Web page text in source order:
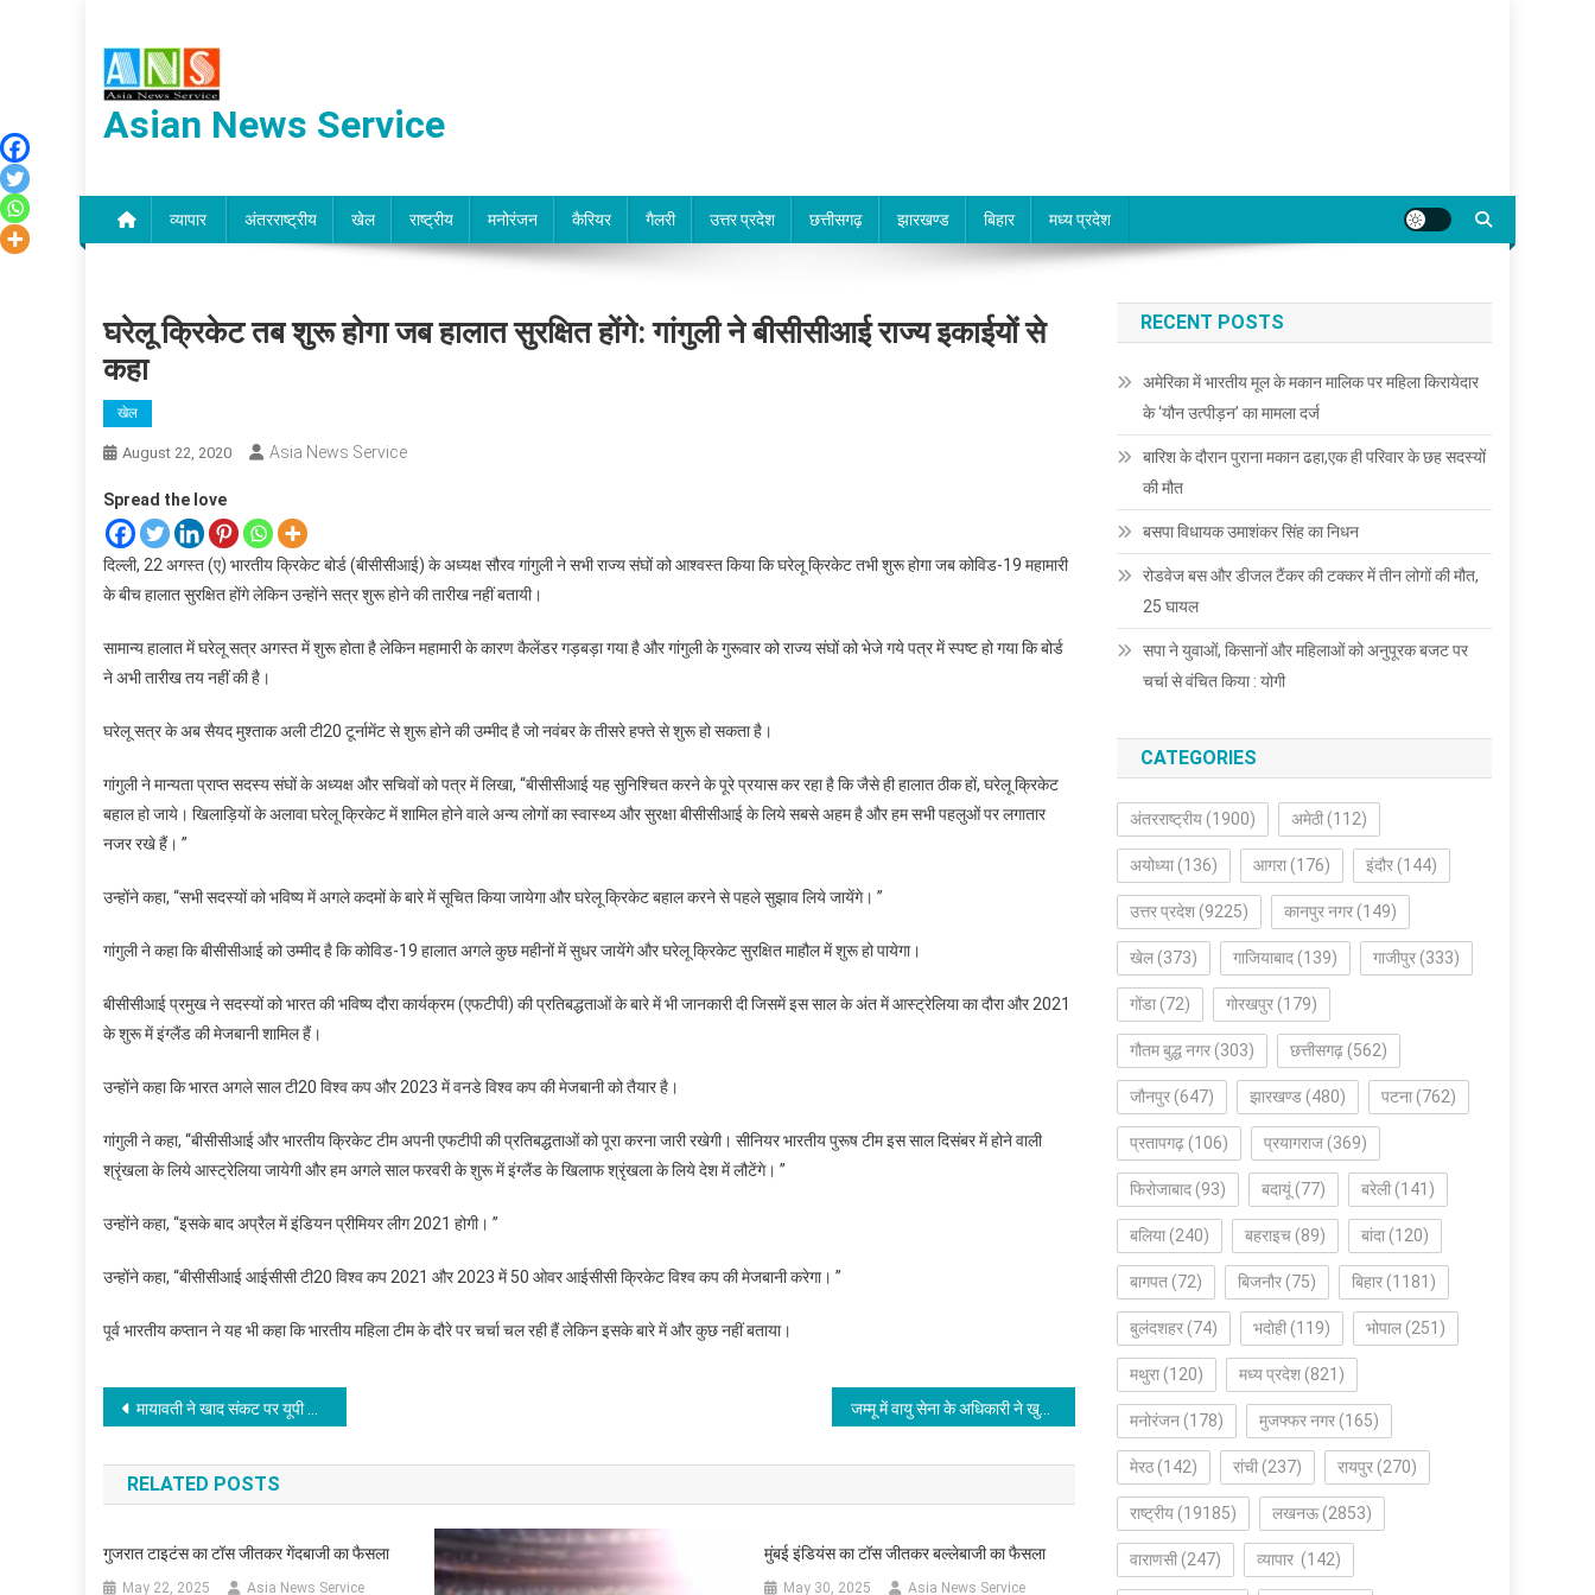
content
Asian News Service
व्यापार अंतरराष्ट्रीय खेल राष्ट्रीय मनोरंजन कैरियर गैलरी उत्तर प्रदेश छत्तीसगढ़ झारखण्ड बिहार मध्य प्रदेश
घरेलू क्रिकेट तब शुरू होगा जब हालात सुरक्षित होंगे: गांगुली ने बीसीसीआई राज्य इकाईयों से
कहा
खेल
August 22, 2020 Asia News Service
Spread the love
दिल्ली, 22 अगस्त (ए) भारतीय क्रिकेट बोर्ड (बीसीसीआई) के अध्यक्ष सौरव गांगुली ने सभी राज्य संघों को आश्वस्त किया कि घरेलू क्रिकेट तभी शुरू होगा जब कोविड-19 महामारी
के बीच हालात सुरक्षित होंगे लेकिन उन्होंने सत्र शुरू होने की तारीख नहीं बतायी।
सामान्य हालात में घरेलू सत्र अगस्त में शुरू होता है लेकिन महामारी के कारण कैलेंडर गड़बड़ा गया है और गांगुली के गुरूवार को राज्य संघों को भेजे गये पत्र में स्पष्ट हो गया कि बोर्ड
ने अभी तारीख तय नहीं की है।
घरेलू सत्र के अब सैयद मुश्ताक अली टी20 टूर्नामेंट से शुरू होने की उम्मीद है जो नवंबर के तीसरे हफ्ते से शुरू हो सकता है।
गांगुली ने मान्यता प्राप्त सदस्य संघों के अध्यक्ष और सचिवों को पत्र में लिखा, ‘‘बीसीसीआई यह सुनिश्चित करने के पूरे प्रयास कर रहा है कि जैसे ही हालात ठीक हों, घरेलू क्रिकेट
बहाल हो जाये। खिलाड़ियों के अलावा घरेलू क्रिकेट में शामिल होने वाले अन्य लोगों का स्वास्थ्य और सुरक्षा बीसीसीआई के लिये सबसे अहम है और हम सभी पहलुओं पर लगातार
नजर रखे हैं। ’’
उन्होंने कहा, ‘‘सभी सदस्यों को भविष्य में अगले कदमों के बारे में सूचित किया जायेगा और घरेलू क्रिकेट बहाल करने से पहले सुझाव लिये जायेंगे। ’’
गांगुली ने कहा कि बीसीसीआई को उम्मीद है कि कोविड-19 हालात अगले कुछ महीनों में सुधर जायेंगे और घरेलू क्रिकेट सुरक्षित माहौल में शुरू हो पायेगा।
बीसीसीआई प्रमुख ने सदस्यों को भारत की भविष्य दौरा कार्यक्रम (एफटीपी) की प्रतिबद्धताओं के बारे में भी जानकारी दी जिसमें इस साल के अंत में आस्ट्रेलिया का दौरा और 2021
के शुरू में इंग्लैंड की मेजबानी शामिल हैं।
उन्होंने कहा कि भारत अगले साल टी20 विश्व कप और 2023 में वनडे विश्व कप की मेजबानी को तैयार है।
गांगुली ने कहा, ‘‘बीसीसीआई और भारतीय क्रिकेट टीम अपनी एफटीपी की प्रतिबद्धताओं को पूरा करना जारी रखेगी। सीनियर भारतीय पुरूष टीम इस साल दिसंबर में होने वाली
श्रृंखला के लिये आस्ट्रेलिया जायेगी और हम अगले साल फरवरी के शुरू में इंग्लैंड के खिलाफ श्रृंखला के लिये देश में लौटेंगे। ’’
उन्होंने कहा, ‘‘इसके बाद अप्रैल में इंडियन प्रीमियर लीग 2021 होगी। ’’
उन्होंने कहा, ‘‘बीसीसीआई आईसीसी टी20 विश्व कप 2021 और 2023 में 50 ओवर आईसीसी क्रिकेट विश्व कप की मेजबानी करेगा। ’’
पूर्व भारतीय कप्तान ने यह भी कहा कि भारतीय महिला टीम के दौरे पर चर्चा चल रही हैं लेकिन इसके बारे में और कुछ नहीं बताया।
Post
navigation
मायावती ने खाद संकट पर यूपी सरकार को घेरा
RELATED POSTS
गुजरात टाइटंस का टॉस जीतकर गेंदबाजी का फैसला
May 22, 2025 Asia News Service
मुंबई इंडियंस का टॉस जीतकर बल्लेबाजी का फैसला
May 30, 2025 Asia News Service
RECENT POSTS
अमेरिका में भारतीय मूल के मकान मालिक पर महिला किरायेदार
के ‘यौन उत्पीड़न’ का मामला दर्ज
बारिश के दौरान पुराना मकान ढहा,एक ही परिवार के छह सदस्यों
की मौत
बसपा विधायक उमाशंकर सिंह का निधन
रोडवेज बस और डीजल टैंकर की टक्कर में तीन लोगों की मौत,
25 घायल
सपा ने युवाओं, किसानों और महिलाओं को अनुपूरक बजट पर
चर्चा से वंचित किया : योगी
CATEGORIES
अंतरराष्ट्रीय (1900) अमेठी (112)
अयोध्या (136) आगरा (176) इंदौर (144)
उत्तर प्रदेश (9225) कानपुर नगर (149)
खेल (373) गाजियाबाद (139) गाजीपुर (333)
गोंडा (72) गोरखपुर (179)
गौतम बुद्ध नगर (303) छत्तीसगढ़ (562)
जौनपुर (647) झारखण्ड (480) पटना (762)
प्रतापगढ़ (106) प्रयागराज (369)
फिरोजाबाद (93) बदायूं (77) बरेली (141)
बलिया (240) बहराइच (89) बांदा (120)
बागपत (72) बिजनौर (75) बिहार (1181)
बुलंदशहर (74) भदोही (119) भोपाल (251)
मथुरा (120) मध्य प्रदेश (821)
मनोरंजन (178) मुजफ्फर नगर (165)
मेरठ(142) रांची (237) रायपुर (270)
राष्ट्रीय (19185) लखनऊ(2853)
वाराणसी (247) व्यापार (142)